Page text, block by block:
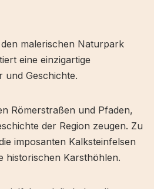
malerischen Naturpark
eine einzigartige
und Geschichte.
Römerstraßen und Pfaden,
der Region zeugen. Zu
imposanten Kalksteinfelsen
historischen Karsthöhlen.